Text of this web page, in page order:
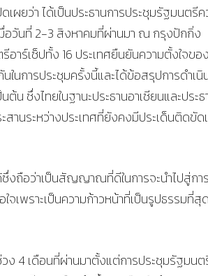
ดเผยว่า ได้เป็นประธานการประชุมรัฐมนตรีค
อวันที่ 2-3 สิงหาคมที่ผ่านมา ณ กรุงปักกิ่ง
าร์เซ็ปทั้ง 16 ประเทศยืนยันความตั้งใจขอ
ในการประชุมครั้งนี้และได้ข้อสรุปการดำเนิ
ซึ่งไทยในฐานะประธานอาเซียนและประธ
านระหว่างประเทศที่ยังคงมีประเด็นติดขัด
ซึ่งถือว่าเป็นสัญญาณที่ดีในการจะนำไปสู่กา
เพราะเป็นความก้าวหน้าที่เป็นรูปธรรมที่สุ
ง 4 เดือนที่ผ่านมาตั้งแต่การประชุมรัฐมนต